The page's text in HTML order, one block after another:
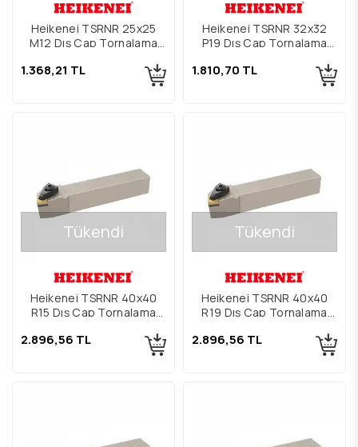
Heikenei TSRNR 25x25
M12 Dış Çap Tornalama
1.368,21 TL
Heikenei TSRNR 32x32
P19 Dış Çap Tornalama
1.810,70 TL
Tükendi
Heikenei TSRNR 40x40
R15 Dış Çap Tornalama
2.896,56 TL
Tükendi
Heikenei TSRNR 40x40
R19 Dış Çap Tornalama
2.896,56 TL